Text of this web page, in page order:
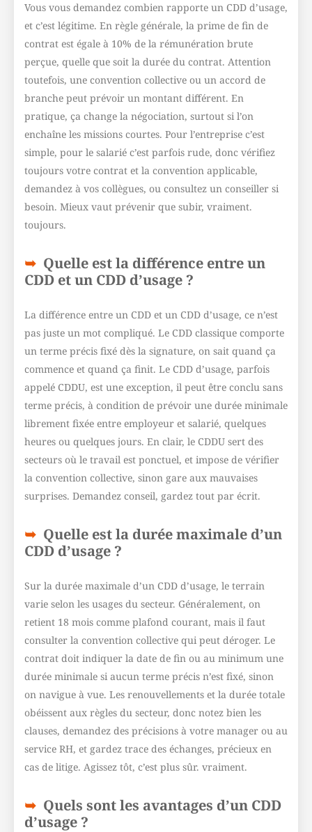
Vous vous demandez combien rapporte un CDD d’usage,
et c’est légitime. En règle générale, la prime de fin de
contrat est égale à 10% de la rémunération brute
perçue, quelle que soit la durée du contrat. Attention
toutefois, une convention collective ou un accord de
branche peut prévoir un montant différent. En
pratique, ça change la négociation, surtout si l’on
enchaîne les missions courtes. Pour l’entreprise c’est
simple, pour le salarié c’est parfois rude, donc vérifiez
toujours votre contrat et la convention applicable,
demandez à vos collègues, ou consultez un conseiller si
besoin. Mieux vaut prévenir que subir, vraiment.
toujours.
Quelle est la différence entre un
CDD et un CDD d’usage ?
La différence entre un CDD et un CDD d’usage, ce n’est
pas juste un mot compliqué. Le CDD classique comporte
un terme précis fixé dès la signature, on sait quand ça
commence et quand ça finit. Le CDD d’usage, parfois
appelé CDDU, est une exception, il peut être conclu sans
terme précis, à condition de prévoir une durée minimale
librement fixée entre employeur et salarié, quelques
heures ou quelques jours. En clair, le CDDU sert des
secteurs où le travail est ponctuel, et impose de vérifier
la convention collective, sinon gare aux mauvaises
surprises. Demandez conseil, gardez tout par écrit.
Quelle est la durée maximale d’un
CDD d’usage ?
Sur la durée maximale d’un CDD d’usage, le terrain
varie selon les usages du secteur. Généralement, on
retient 18 mois comme plafond courant, mais il faut
consulter la convention collective qui peut déroger. Le
contrat doit indiquer la date de fin ou au minimum une
durée minimale si aucun terme précis n’est fixé, sinon
on navigue à vue. Les renouvellements et la durée totale
obéissent aux règles du secteur, donc notez bien les
clauses, demandez des précisions à votre manager ou au
service RH, et gardez trace des échanges, précieux en
cas de litige. Agissez tôt, c’est plus sûr. vraiment.
Quels sont les avantages d’un CDD
d’usage ?